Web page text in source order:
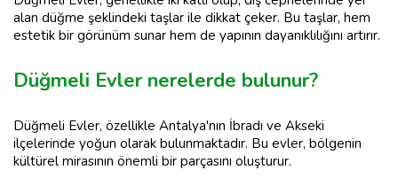
alan düğme şeklindeki taşlar ile dikkat çeker. Bu taşlar, hem
estetik bir görünüm sunar hem de yapının dayanıklılığını artırır.
Düğmeli Evler nerelerde bulunur?
Düğmeli Evler, özellikle Antalya'nın İbradı ve Akseki
ilçelerinde yoğun olarak bulunmaktadır. Bu evler, bölgenin
kültürel mirasının önemli bir parçasını oluşturur.